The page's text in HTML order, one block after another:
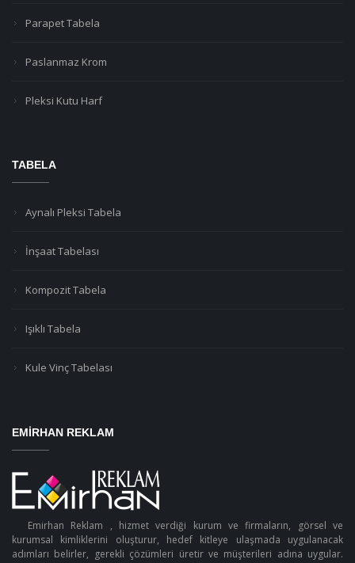
Parapet Tabela
Paslanmaz Krom
Pleksi Kutu Harf
TABELA
Aynalı Pleksi Tabela
İnşaat Tabelası
Kompozit Tabela
Işıklı Tabela
Kule Vinç Tabelası
EMIRHAN REKLAM
Emirhan Reklam , hizmet verdiği kurum ve firmaların, görsel ve
kurumsal kimliklerini oluşturur, hedef kitleye ulaşmada uygulanacak
adımları belirler, gerekli çözümleri üretir ve müşterileri adına uygular.